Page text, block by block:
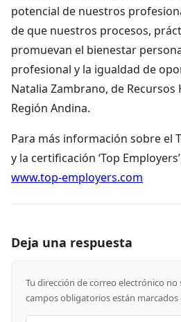
potencial de nuestros
de que nuestros procesos,
promuevan el bienestar
profesional y la igualdad de
Natalia Zambrano, de Recursos
Región Andina.
Para más información sobre el
y la certificación ‘Top
www.top-employers.com
Deja una respuesta
Tu dirección de correo electrónico no
campos obligatorios están marcados